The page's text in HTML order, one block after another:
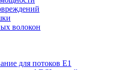
волокон
для потоков Е1